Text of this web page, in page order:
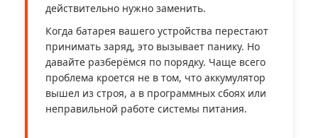
действительно нужно заменить.
Когда батарея вашего устройства перестают
принимать заряд, это вызывает панику. Но
давайте разберёмся по порядку. Чаще всего
проблема кроется не в том, что аккумулятор
вышел из строя, а в программных сбоях или
неправильной работе системы питания.